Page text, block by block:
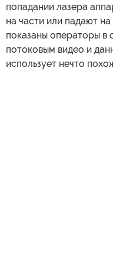
попадании лазера
на части или падают
показаны операторы в
потоковым видео и
использует нечто